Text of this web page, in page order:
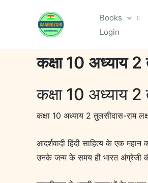
Books
Login
कक्षा 10 अध्याय 2
कक्षा 10 अध्याय 2
कक्षा 10 अध्याय 2 तुलसीदास-राम
आदर्शवादी हिंदी साहित्य के एक
उनके जन्म के समय ही भारत अंग्रेजी